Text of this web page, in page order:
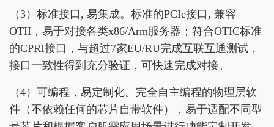
（3）标准接口, 易集成。标准的PCIe接口, 兼容
OTII，易于对接各类x86/Arm服务器；符合OTIC标准
的CPRI接口，与超过7家EU/RU完成互联互通测试，
接口一致性得到充分验证，可快速完成对接。
（4）可编程，易定制化。完全自主编程的物理层软
件（不依赖任何的芯片自带软件），易于适配不同型